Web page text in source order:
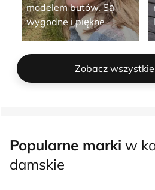
modelem butów. Są
wygodne i piękne
Zobacz
Popularne marki w
damskie